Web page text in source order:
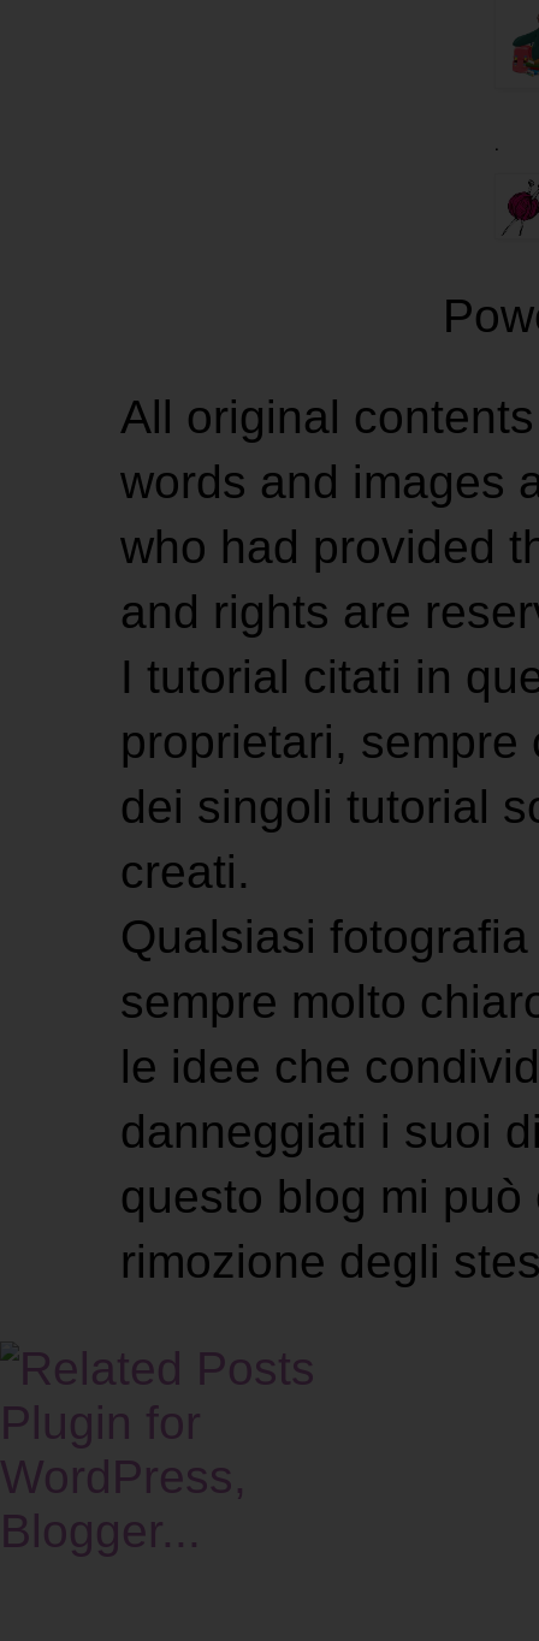
.
All original
words and images
who had provided
and rights are
I tutorial citati in
proprietari,
dei singoli tutorial
creati.
Qualsiasi
sempre molto
le idee che
danneggiati i suoi
questo blog mi
rimozione degli